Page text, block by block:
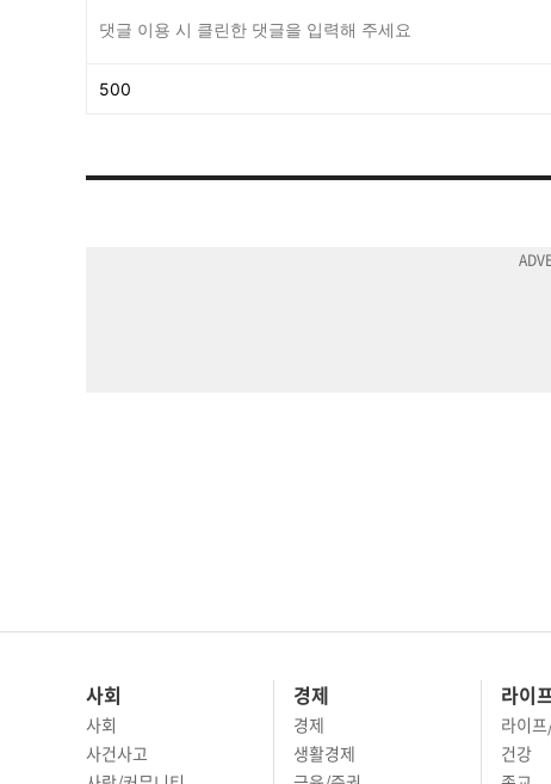
사회
사회
사건사고
경제
경제
생활경제
라이
라이
건강